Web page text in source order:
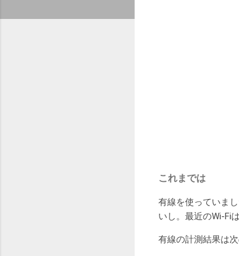
これまでは
有線を使っていま
いし。最近のWi-Fi
有線の計測結果は次